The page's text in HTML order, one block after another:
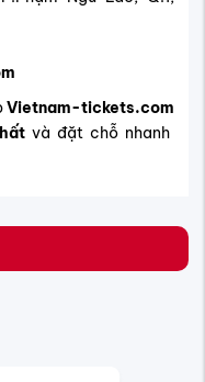
Vietnam-tickets.com
và đặt chỗ nhanh